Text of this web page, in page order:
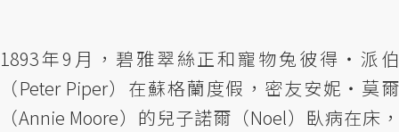
1893年9月，碧雅翠絲正和寵物兔彼得・派伯
（Peter Piper）在蘇格蘭度假，密友安妮・莫爾
（Annie Moore）的兒子諾爾（Noel）臥病在床，